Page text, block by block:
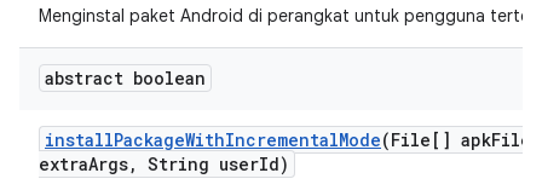
Menginstal paket Android di perangkat untuk pengguna
abstract boolean
installPackageWithIncrementalMode(File[] apkFiles
extraArgs, String userId)